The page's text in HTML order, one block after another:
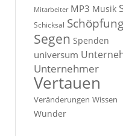
Mitarbeiter MP3 Musik
Schicksal Schöpfung
Segen Spenden
universum
Unternehmer
Vertauen
Veränderungen Wissen
Wunder